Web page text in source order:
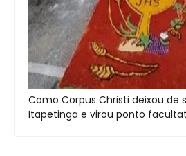
Como Corpus Christi deixou de
Itapetinga e virou ponto